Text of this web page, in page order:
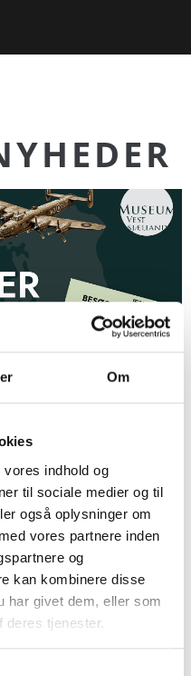
Om
indhold og
til sociale medier og til
også oplysninger om
vores partnere inden
og
kan kombinere disse
har givet dem, eller som
deres tjenester.
med vores MVE-